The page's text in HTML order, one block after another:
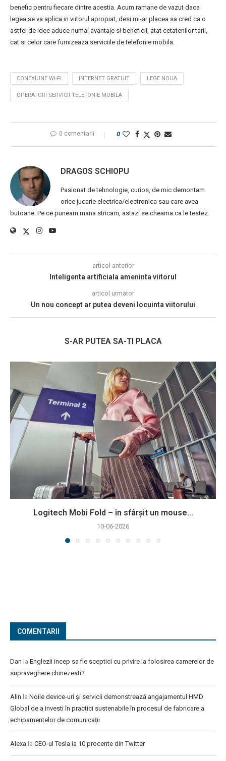
benefic pentru fiecare dintre acestia. Acum ramane de vazut daca
legea se va aplica in viitorul apropiat, desi mi-ar placea sa cred ca o
astfel de idee aduce numai avantaje si beneficii, atat cetatenilor tarii,
cat si celor care furnizeaza serviciile de telefonie mobila.
CONEXIUNE WI-FI INTERNET GRATUIT LEGE NOUA
OPERATORI SERVICII TELEFONIE MOBILA
0 comentarii 0
DRAGOS SCHIOPU
Pasionat de tehnologie, curios, de mic demontam
orice jucarie electrica/electronica sau care avea
butoane. Pe ce puneam mana stricam, astazi se cheama ca le testez.
articol anterior
Inteligenta artificiala ameninta viitorul
articol urmator
Un nou concept ar putea deveni locuinta viitorului
S-AR PUTEA SA-TI PLACA
Logitech Mobi Fold – în sfârșit un mouse...
10-06-2026
COMENTARII
Dan la Englezii incep sa fie sceptici cu privire la folosirea camerelor de
supraveghere chinezesti?
Alin la Noile device-uri și servicii demonstrează angajamentul HMD
Global de a investi în practici sustenabile în procesul de fabricare a
echipamentelor de comunicații
Alexa la CEO-ul Tesla ia 10 procente din Twitter